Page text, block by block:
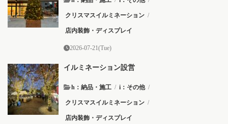
クリスマスイルミネーション /
店内装飾・ディスプレイ
2026-07-21(Tue)
イルミネーション設営
h：納品・施工 / i：その他 /
クリスマスイルミネーション /
店内装飾・ディスプレイ